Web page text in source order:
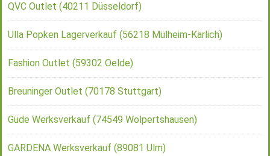
QVC Outlet (40211 Düsseldorf)
Ulla Popken Lagerverkauf (56218 Mülheim-Kärlich)
Fashion Outlet (59302 Oelde)
Breuninger Outlet (70178 Stuttgart)
Güde Werksverkauf (74549 Wolpertshausen)
GARDENA Werksverkauf (89081 Ulm)